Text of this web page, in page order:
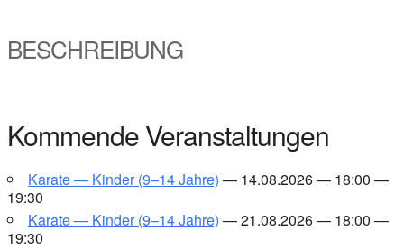
BESCHREI­BUNG
Kom­men­de Ver­an­stal­tun­gen
Kara­te — Kin­der (9–14 Jah­re) — 14.08.2026 — 18:00 —
19:30
Kara­te — Kin­der (9–14 Jah­re) — 21.08.2026 — 18:00 —
19:30